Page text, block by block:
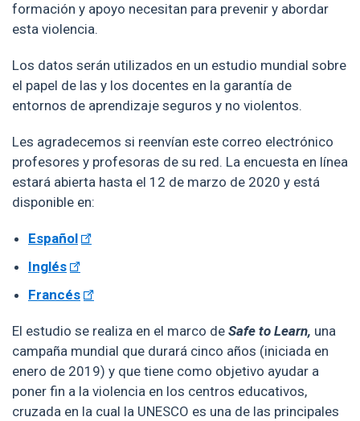
formación y apoyo necesitan para prevenir y abordar
esta violencia.
Los datos serán utilizados en un estudio mundial sobre
el papel de las y los docentes en la garantía de
entornos de aprendizaje seguros y no violentos.
Les agradecemos si reenvían este correo electrónico
profesores y profesoras de su red. La encuesta en línea
estará abierta hasta el 12 de marzo de 2020 y está
disponible en:
Español
Inglés
Francés
El estudio se realiza en el marco de Safe to Learn, una
campaña mundial que durará cinco años (iniciada en
enero de 2019) y que tiene como objetivo ayudar a
poner fin a la violencia en los centros educativos,
cruzada en la cual la UNESCO es una de las principales